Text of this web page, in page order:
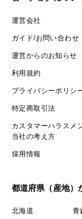
運営会社
ガイド/お問い合わせ
運営からのお知らせ
利用規約
プライバシーポリシ
特定商取引法
カスタマーハラスメ
当社の考え方
採用情報
都道府県（産地）
北海道 青